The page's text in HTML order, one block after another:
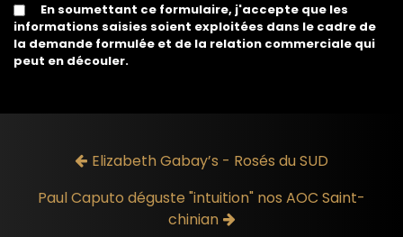
En soumettant ce formulaire, j'accepte que les
informations saisies soient exploitées dans le cadre de
la demande formulée et de la relation commerciale qui
peut en découler.
Elizabeth Gabay’s - Rosés du SUD
Paul Caputo déguste "intuition" nos AOC Saint-
chinian